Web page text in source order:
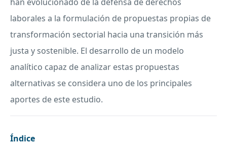
laborales a la formulación de propuestas propias de
transformación sectorial hacia una transición más
justa y sostenible. El desarrollo de un modelo
analítico capaz de analizar estas propuestas
alternativas se considera uno de los principales
aportes de este estudio.
Índice